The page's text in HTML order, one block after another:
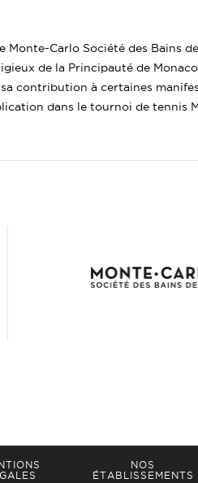
Carlo Société des Bains
de la Principauté de
contribution à certaines
dans le tournoi de tennis
NOS
ÉTABLISSEMENTS